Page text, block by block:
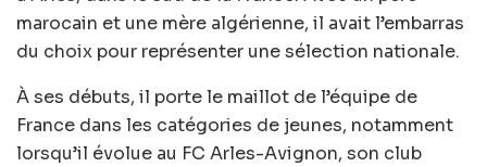
marocain et une mère algérienne, il avait l’embarras
du choix pour représenter une sélection nationale.
À ses débuts, il porte le maillot de l’équipe de
France dans les catégories de jeunes, notamment
lorsqu’il évolue au FC Arles-Avignon, son club